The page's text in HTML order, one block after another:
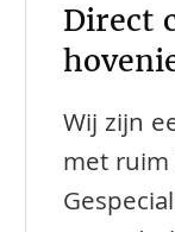
Direct
Wij zijn
met ruim